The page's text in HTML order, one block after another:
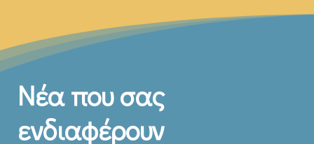
Νέα που σας
ενδιαφέρουν